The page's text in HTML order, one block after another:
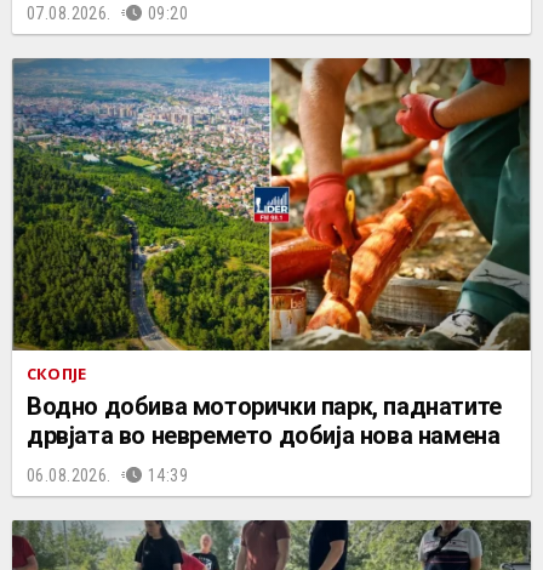
07.08.2026. 09:20
СКОПЈЕ
Водно добива моторички парк, паднатите
дрвјата во невремето добија нова намена
06.08.2026. 14:39